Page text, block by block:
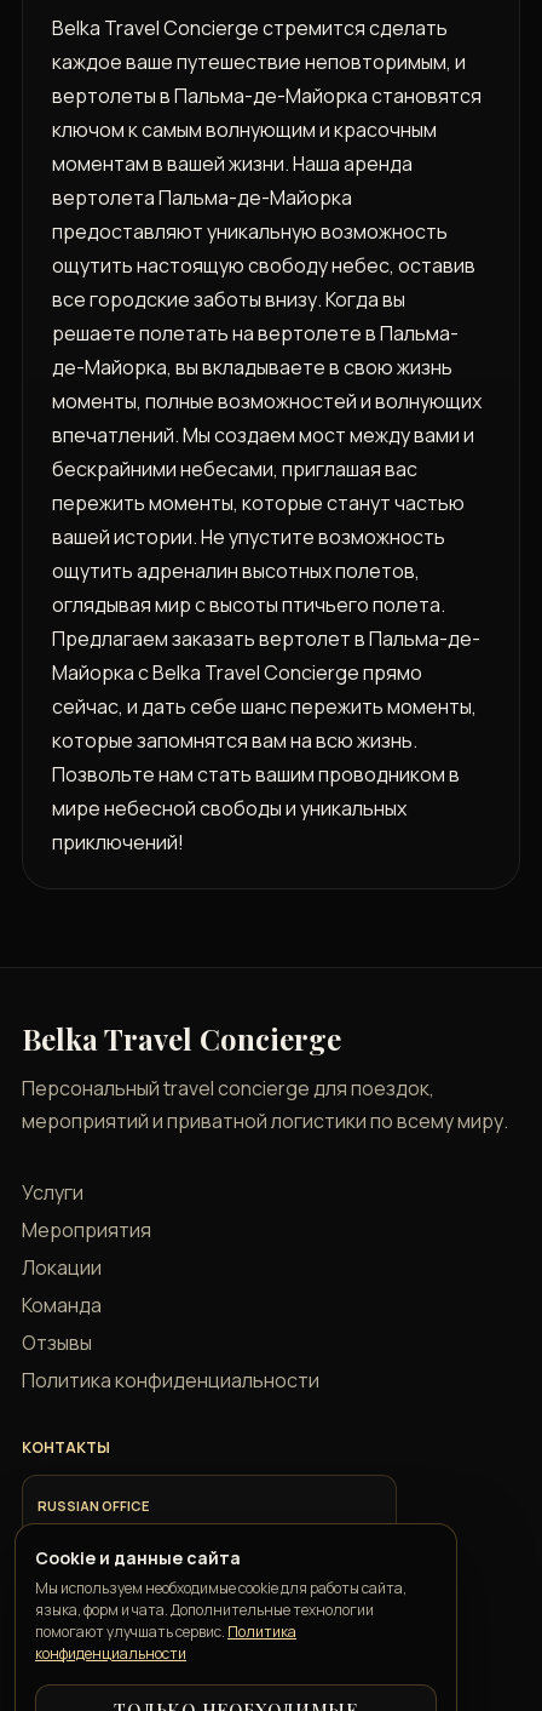
Belka Travel Concierge стремится сделать
каждое ваше путешествие неповторимым, и
вертолеты в Пальма-де-Майорка становятся
ключом к самым волнующим и красочным
моментам в вашей жизни. Наша аренда
вертолета Пальма-де-Майорка
предоставляют уникальную возможность
ощутить настоящую свободу небес, оставив
все городские заботы внизу. Когда вы
решаете полетать на вертолете в Пальма-
де-Майорка, вы вкладываете в свою жизнь
моменты, полные возможностей и волнующих
впечатлений. Мы создаем мост между вами и
бескрайними небесами, приглашая вас
пережить моменты, которые станут частью
вашей истории. Не упустите возможность
ощутить адреналин высотных полетов,
оглядывая мир с высоты птичьего полета.
Предлагаем заказать вертолет в Пальма-де-
Майорка с Belka Travel Concierge прямо
сейчас, и дать себе шанс пережить моменты,
которые запомнятся вам на всю жизнь.
Позвольте нам стать вашим проводником в
мире небесной свободы и уникальных
приключений!
Belka Travel Concierge
Персональный travel concierge для поездок,
мероприятий и приватной логистики по всему миру.
Услуги
Мероприятия
Локации
Команда
Отзывы
Политика конфиденциальности
КОНТАКТЫ
RUSSIAN OFFICE
+7 918 685 9883
ITALIAN OFFICE
+39 351 352 1163
GEORGIAN OFFICE
Cookie и данные сайта
Мы используем необходимые cookie для работы сайта,
языка, форм и чата. Дополнительные технологии
помогают улучшать сервис. Политика
конфиденциальности